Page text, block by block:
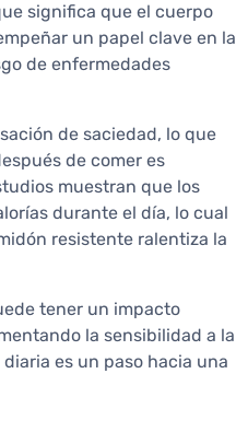
significa que el cuerpo
un papel clave en la
de enfermedades
de saciedad, lo que
de comer es
muestran que los
durante el día, lo cual
resistente ralentiza la
tener un impacto
la sensibilidad a la
es un paso hacia una